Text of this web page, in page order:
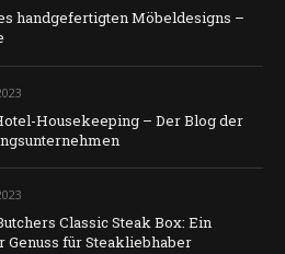
handgefertigten Möbeldesigns –
Housekeeping – Der Blog der
Classic Steak Box: Ein
Genuss für Steakliebhaber